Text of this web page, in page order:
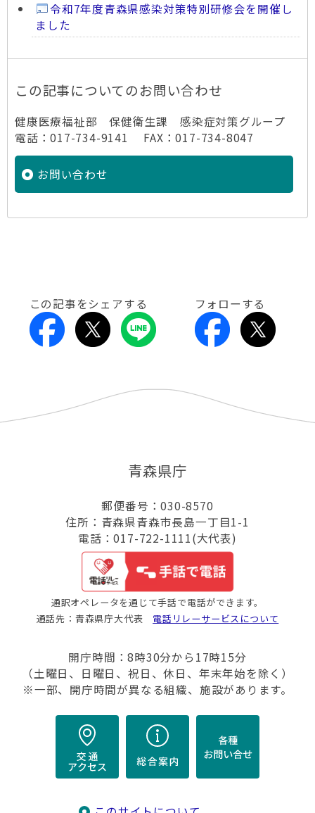
令和7年度青森県感染対策特別研修会を開催し
ました
この記事についてのお問い合わせ
健康医療福祉部 保健衛生課 感染症対策グループ
電話：017-734-9141 FAX：017-734-8047
お問い合わせ
この記事をシェアする フォローする
青森県庁
郵便番号：030-8570
住所：青森県青森市長島一丁目1-1
電話：017-722-1111(大代表)
通訳オペレータを通じて手話で電話ができます。
通話先：青森県庁大代表 電話リレーサービスについて
開庁時間：8時30分から17時15分
（土曜日、日曜日、祝日、休日、年末年始を除く）
※一部、開庁時間が異なる組織、施設があります。